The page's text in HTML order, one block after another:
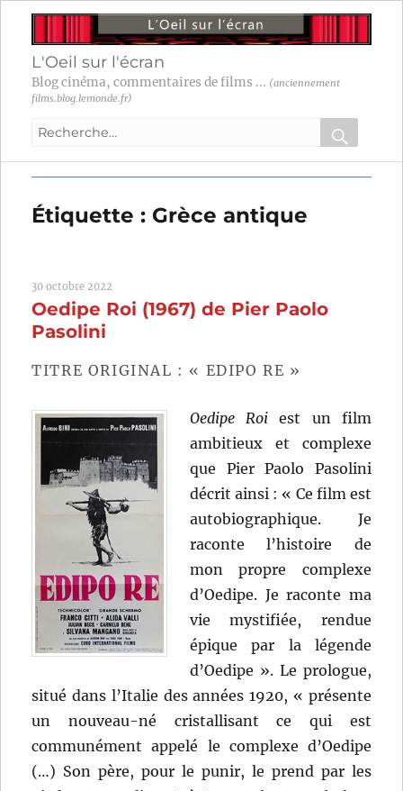
L'Oeil sur l'écran
Blog cinéma, commentaires de films ... (anciennement
films.blog.lemonde.fr)
Recherche
:
OK
Étiquette : Grèce antique
30 octobre 2022
Oedipe Roi (1967) de Pier Paolo
Pasolini
TITRE ORIGINAL : « EDIPO RE »
Oedipe Roi est un film
ambitieux et complexe
que Pier Paolo Pasolini
décrit ainsi : « Ce film est
autobiographique. Je
raconte l’histoire de
mon propre complexe
d’Oedipe. Je raconte ma
vie mystifiée, rendue
épique par la légende
d’Oedipe ». Le prologue,
situé dans l’Italie des années 1920, « présente
un nouveau-né cristallisant ce qui est
communément appelé le complexe d’Oedipe
(…) Son père, pour le punir, le prend par les